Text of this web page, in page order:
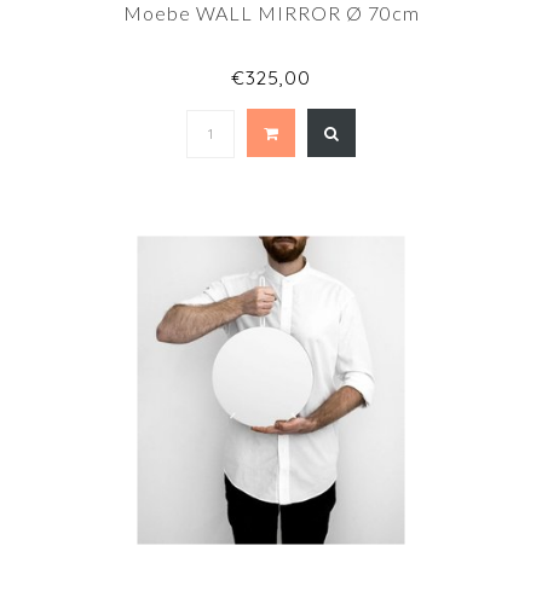
Moebe WALL MIRROR Ø 70cm
€325,00